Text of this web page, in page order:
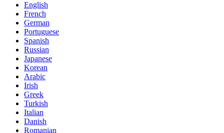
English
French
German
Portuguese
Spanish
Russian
Japanese
Korean
Arabic
Irish
Greek
Turkish
Italian
Danish
Romanian